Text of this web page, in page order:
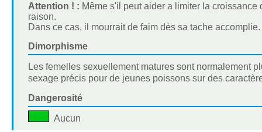
Attention ! : Même s'il peut aider a limiter la
raison.
Dans ce cas, il mourrait de faim dès sa tache accomplie.
Dimorphisme
Les femelles sexuellement matures sont normalement
sexage précis pour de jeunes poissons sur des
Dangerosité
Aucun